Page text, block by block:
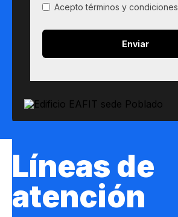
Acepto términos y condiciones
Líneas de
atención